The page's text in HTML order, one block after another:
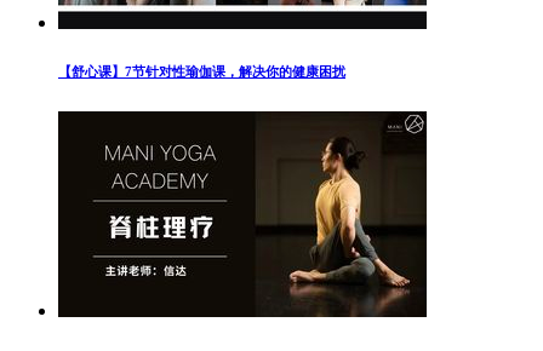
【舒心课】7节针对性瑜伽课，解决你的健康困扰